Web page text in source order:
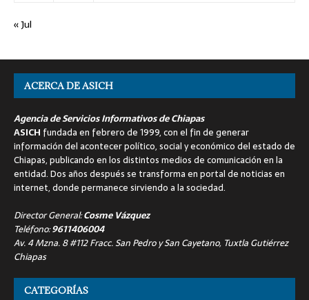
« Jul
ACERCA DE ASICH
Agencia de Servicios Informativos de Chiapas
ASICH fundada en febrero de 1999, con el fin de generar
información del acontecer político, social y económico del estado de
Chiapas, publicando en los distintos medios de comunicación en la
entidad. Dos años después se transforma en portal de noticias en
internet, donde permanece sirviendo a la sociedad.
Director General:Cosme Vázquez
Teléfono:9611406004
Av. 4 Mzna. 8 #112 Fracc. San Pedro y San Cayetano, Tuxtla Gutiérrez
Chiapas
CATEGORÍAS